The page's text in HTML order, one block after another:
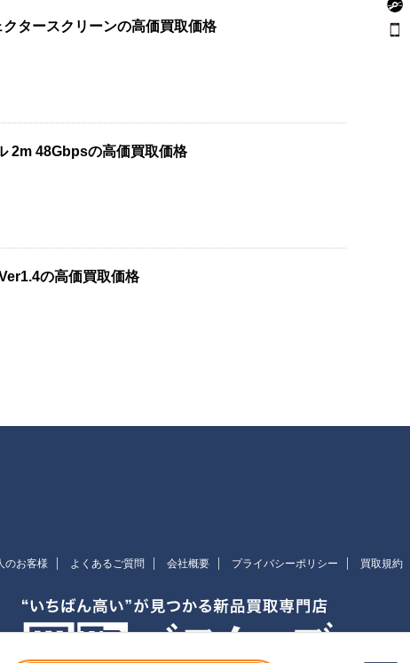
タースクリーンの高価買取価格
2m 48Gbpsの高価買取価格
の高価買取価格
のお客様 よくあるご質問 会社概要 プライバシーポリシー 買取規約